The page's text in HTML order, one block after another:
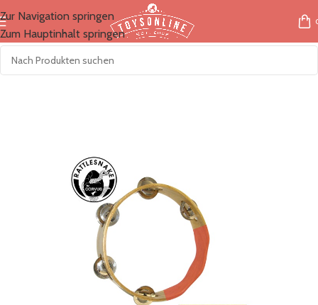
Zur Navigation springen
Zum Hauptinhalt springen
Start/Marken/Corvus